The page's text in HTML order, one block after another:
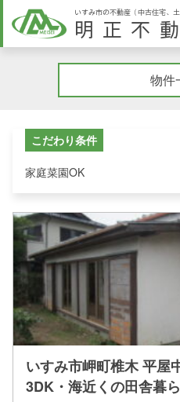
いすみ市の不動産（中古住宅、
明正不
物件
こだわり条件
家庭菜園OK
いすみ市岬町椎木 平屋
3DK・海近くの田舎暮